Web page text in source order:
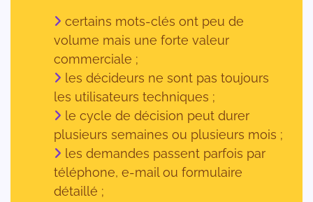
certains mots-clés ont peu de
volume mais une forte valeur
commerciale ;
les décideurs ne sont pas toujours
les utilisateurs techniques ;
le cycle de décision peut durer
plusieurs semaines ou plusieurs mois ;
les demandes passent parfois par
téléphone, e-mail ou formulaire
détaillé ;